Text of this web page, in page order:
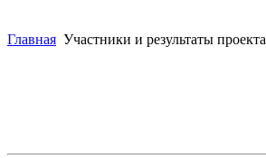
Главная Участники и результаты проекта